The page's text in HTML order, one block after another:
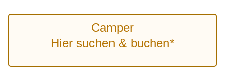
Camper
Hier suchen & buchen*